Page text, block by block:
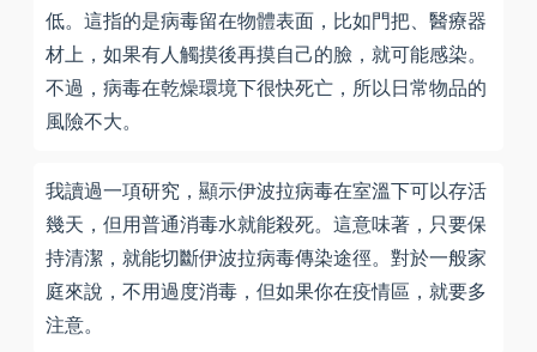
低。這指的是病毒留在物體表面，比如門把、醫療器
材上，如果有人觸摸後再摸自己的臉，就可能感染。
不過，病毒在乾燥環境下很快死亡，所以日常物品的
風險不大。
我讀過一項研究，顯示伊波拉病毒在室溫下可以存活
幾天，但用普通消毒水就能殺死。這意味著，只要保
持清潔，就能切斷伊波拉病毒傳染途徑。對於一般家
庭來說，不用過度消毒，但如果你在疫情區，就要多
注意。